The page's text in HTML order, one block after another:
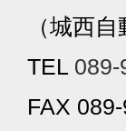
（城西
TEL 089-
FAX